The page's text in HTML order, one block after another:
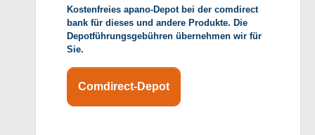
Kostenfreies apano-Depot bei der comdirect
bank für dieses und andere Produkte. Die
Depotführungsgebühren übernehmen wir für
Sie.
Comdirect-Depot